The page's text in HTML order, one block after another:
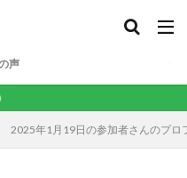
声
2025年1月19日の参加者さんのプロ